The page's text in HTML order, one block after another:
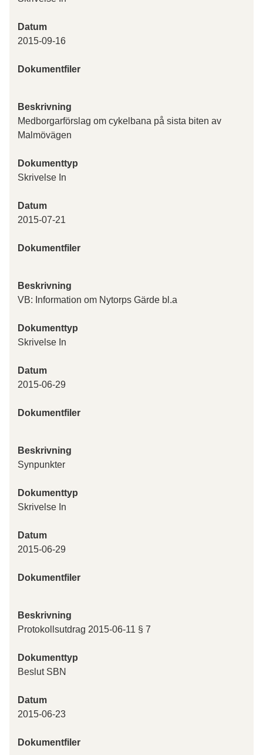
Datum
2015-09-16
Dokumentfiler
Beskrivning
Medborgarförslag om cykelbana på sista biten av
Malmövägen
Dokumenttyp
Skrivelse In
Datum
2015-07-21
Dokumentfiler
Beskrivning
VB: Information om Nytorps Gärde bl.a
Dokumenttyp
Skrivelse In
Datum
2015-06-29
Dokumentfiler
Beskrivning
Synpunkter
Dokumenttyp
Skrivelse In
Datum
2015-06-29
Dokumentfiler
Beskrivning
Protokollsutdrag 2015-06-11 § 7
Dokumenttyp
Beslut SBN
Datum
2015-06-23
Dokumentfiler